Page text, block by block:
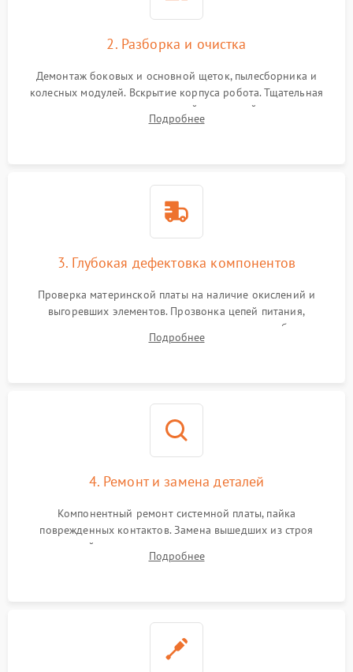
2. Разборка и очистка
Демонтаж боковых и основной щеток, пылесборника и
колесных модулей. Вскрытие корпуса робота. Тщательная
очистка внутренних полостей, шестерней и плат от
скопившейся пыли, волос и шерсти животных с
Подробнее
3. Глубокая дефектовка компонентов
Проверка материнской платы на наличие окислений и
выгоревших элементов. Прозвонка цепей питания,
тестирование приводных моторов колес и турбины
всасывания. Оценка состояния оптических и инфракрасных
Подробнее
4. Ремонт и замена деталей
Компонентный ремонт системной платы, пайка
поврежденных контактов. Замена вышедших из строя
двигателей, изношенного аккумулятора, неисправного
лидара или помпы подачи воды. Восстановление шлейфов и
Подробнее